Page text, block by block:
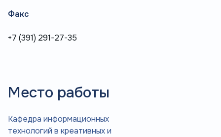
Факс
+7 (391) 291-27-35
Место работы
Кафедра информационных
технологий в креативных и